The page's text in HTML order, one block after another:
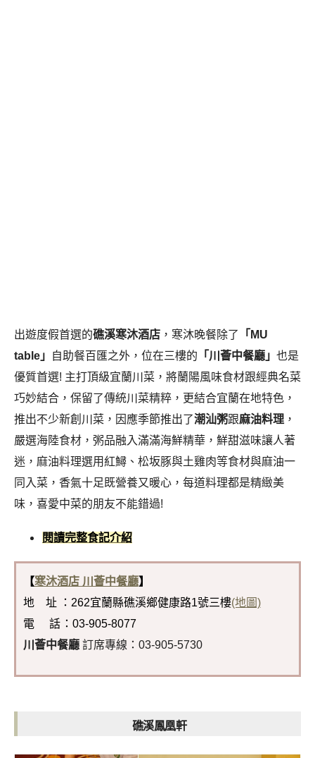
出遊度假首選的礁溪寒沐酒店 ，寒沐晚餐除了
「MU
table」
自助餐百匯之外，位在三樓的 「川薈中餐廳」 也是
優質首選! 主打頂級宜蘭川菜，將蘭陽風味食材跟經典名菜
巧妙結合，保留了傳統川菜精粹，更結合宜蘭在地特色，
推出不少新創川菜，因應季節推出了潮汕粥跟麻油料理 ，
嚴選海陸食材，粥品融入滿滿海鮮精華，鮮甜滋味讓人著
迷，麻油料理選用紅鱘、松坂豚與土雞肉等食材與麻油一
同入菜，香氣十足既營養又暖心，每道料理都是精緻美
味，喜愛中菜的朋友不能錯過!
閱讀完整食記介紹
【寒沐酒店 川薈中餐廳】
地 址 ：262宜蘭縣礁溪鄉健康路1號三樓(地圖)
電 話 ：03-905-8077
川薈中餐廳 訂席專線：03-905-5730
礁溪鳳凰軒